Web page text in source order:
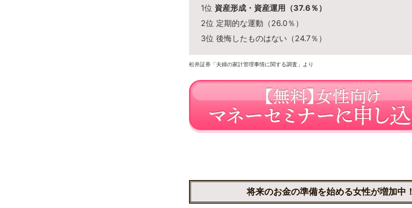
1位 資産形成・資産運用（37.6％）
2位 定期的な運動（26.0％）
3位 後悔したものはない（24.7％）
松井証券「夫婦の家計管理事情に関する調査」より
将来のお金の準備を始める女性が増加中！